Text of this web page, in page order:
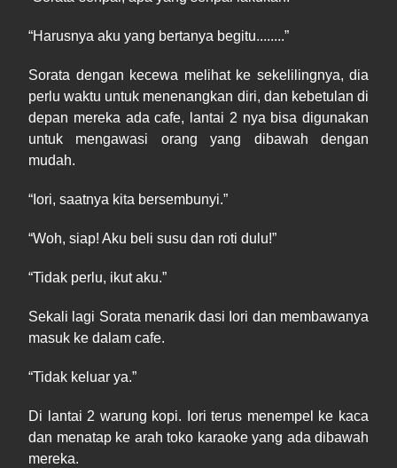
“Harusnya aku yang bertanya begitu........”
Sorata dengan kecewa melihat ke sekelilingnya, dia
perlu waktu untuk menenangkan diri, dan kebetulan di
depan mereka ada cafe, lantai 2 nya bisa digunakan
untuk mengawasi orang yang dibawah dengan
mudah.
“Iori, saatnya kita bersembunyi.”
“Woh, siap! Aku beli susu dan roti dulu!”
“Tidak perlu, ikut aku.”
Sekali lagi Sorata menarik dasi Iori dan membawanya
masuk ke dalam cafe.
“Tidak keluar ya.”
Di lantai 2 warung kopi. Iori terus menempel ke kaca
dan menatap ke arah toko karaoke yang ada dibawah
mereka.